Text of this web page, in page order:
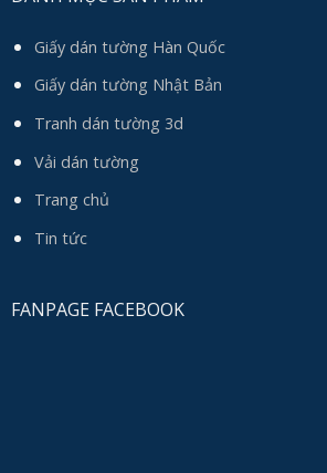
Giấy dán tường Hàn Quốc
Giấy dán tường Nhật Bản
Tranh dán tường 3d
Vải dán tường
Trang chủ
Tin tức
FANPAGE FACEBOOK